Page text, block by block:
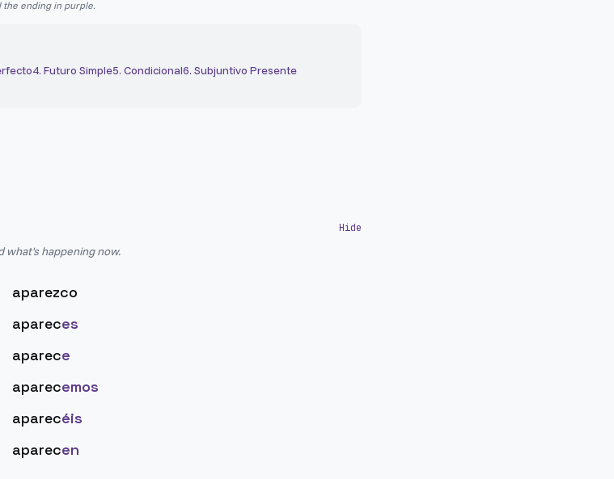
the ending in purple.
4. Futuro Simple5. Condicional6. Subjuntivo Presente
what's happening now.
aparezco
apareces
aparece
aparecemos
aparecéis
aparecen